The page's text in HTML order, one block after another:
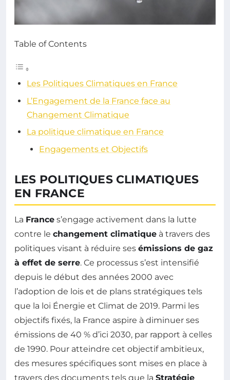
Table of Contents
Les Politiques Climatiques en France
L’Engagement de la France face au
Changement Climatique
La politique climatique en France
Engagements et Objectifs
LES POLITIQUES CLIMATIQUES
EN FRANCE
La France s’engage activement dans la lutte
contre le changement climatique à travers des
politiques visant à réduire ses émissions de gaz
à effet de serre. Ce processus s’est intensifié
depuis le début des années 2000 avec
l’adoption de lois et de plans stratégiques tels
que la loi Énergie et Climat de 2019. Parmi les
objectifs fixés, la France aspire à diminuer ses
émissions de 40 % d’ici 2030, par rapport à celles
de 1990. Pour atteindre cet objectif ambitieux,
des mesures spécifiques sont mises en place à
travers des documents tels que la Stratégie